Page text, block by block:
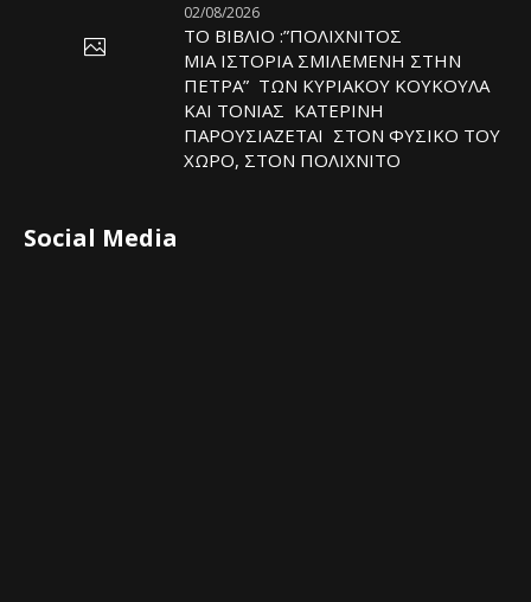
02/08/2026
ΤΟ ΒΙΒΛΙΟ :”ΠΟΛΙΧΝΙΤΟΣ
ΜΙΑ ΙΣΤΟΡΙΑ ΣΜΙΛΕΜΕΝΗ ΣΤΗΝ
ΠΕΤΡΑ” ΤΩΝ ΚΥΡΙΑΚΟΥ ΚΟΥΚΟΥΛΑ
ΚΑΙ ΤΟΝΙΑΣ ΚΑΤΕΡΙΝΗ
ΠΑΡΟΥΣΙΑΖΕΤΑΙ ΣΤΟΝ ΦΥΣΙΚΟ ΤOY
ΧΩΡΟ, ΣΤΟΝ ΠΟΛΙΧΝΙΤΟ
Social Media